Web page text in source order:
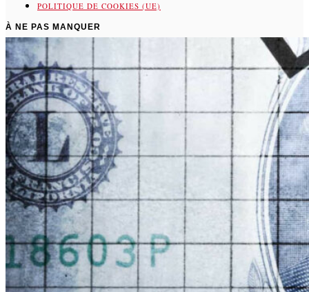
POLITIQUE DE COOKIES (UE)
À NE PAS MANQUER